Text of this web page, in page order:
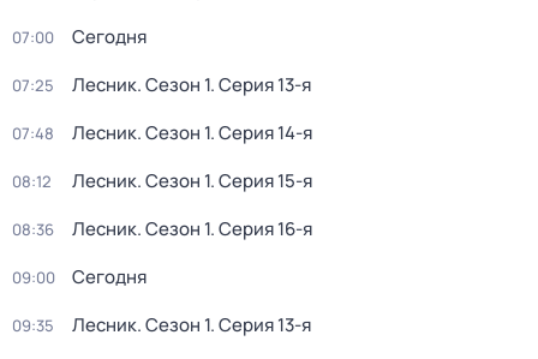
07:00 Сегодня
07:25 Лесник. Сезон 1. Серия 13-я
07:48 Лесник. Сезон 1. Серия 14-я
08:12 Лесник. Сезон 1. Серия 15-я
08:36 Лесник. Сезон 1. Серия 16-я
09:00 Сегодня
09:35 Лесник. Сезон 1. Серия 13-я